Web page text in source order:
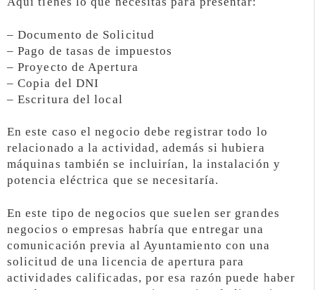
– Documento de Solicitud
– Pago de tasas de impuestos
– Proyecto de Apertura
– Copia del DNI
– Escritura del local
En este caso el negocio debe registrar todo lo
relacionado a la actividad, además si hubiera
máquinas también se incluirían, la instalación y
potencia eléctrica que se necesitaría.
En este tipo de negocios que suelen ser grandes
negocios o empresas habría que entregar una
comunicación previa al Ayuntamiento con una
solicitud de una licencia de apertura para
actividades calificadas, por esa razón puede haber